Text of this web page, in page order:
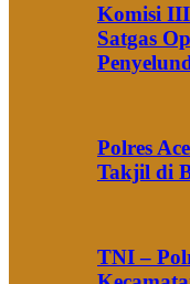
Komisi III
Satgas
Polres
Takjil di
TNI –